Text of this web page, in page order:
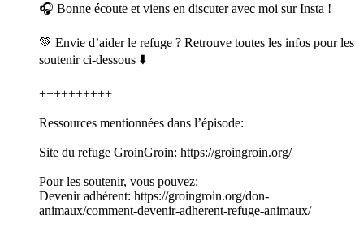
🎧 Bonne écoute et viens en discuter avec moi sur Insta !
💚 Envie d’aider le refuge ? Retrouve toutes les infos pour les
soutenir ci-dessous ⬇️
++++++++++
Ressources mentionnées dans l’épisode:
Site du refuge GroinGroin: https://groingroin.org/
Pour les soutenir, vous pouvez:
Devenir adhérent: https://groingroin.org/don-
animaux/comment-devenir-adherent-refuge-animaux/